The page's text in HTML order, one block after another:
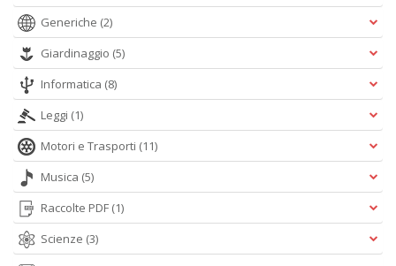
Generiche (2)
Giardinaggio (5)
Informatica (8)
Leggi (1)
Motori e Trasporti (11)
Musica (5)
Raccolte PDF (1)
Scienze (3)